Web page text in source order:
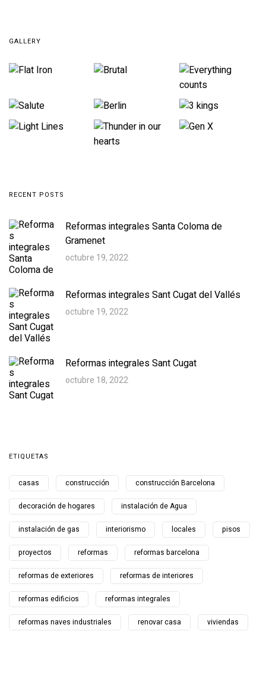
GALLERY
RECENT POSTS
Reformas integrales Santa Coloma de
Gramenet
octubre 19, 2022
Reformas integrales Sant Cugat del Vallés
octubre 19, 2022
Reformas integrales Sant Cugat
octubre 18, 2022
ETIQUETAS
casas construcción construcción Barcelona
decoración de hogares instalación de Agua
instalación de gas interiorismo locales pisos
proyectos reformas reformas barcelona
reformas de exteriores reformas de interiores
reformas edificios reformas integrales
reformas naves industriales renovar casa viviendas